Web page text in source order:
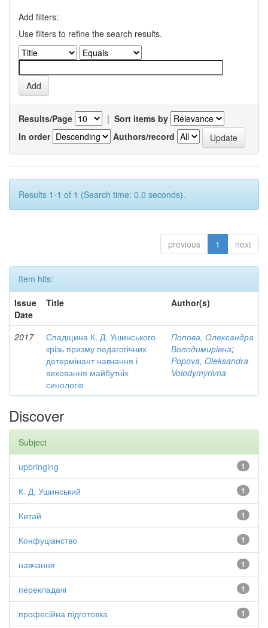
Add filters:
Use filters to refine the search results.
Results/Page | Sort items by
In order
Authors/record
Results 1-1 of 1 (Search time: 0.0 seconds).
previous 1 next
Item hits:
Issue
Date
Title Author(s)
2017
Спадщина К. Д. Ушинського
крізь призму педагогічних
детермінант навчання і
виховання майбутніх
синологів
Попова, Олександра
Володимирівна;
Popova, Oleksandra
Volodymyrivna
Discover
Subject
1
upbringing
1
К. Д. Ушинський
1
Китай
1
Конфуціанство
1
навчання
1
перекладачі
1
професійна підготовка